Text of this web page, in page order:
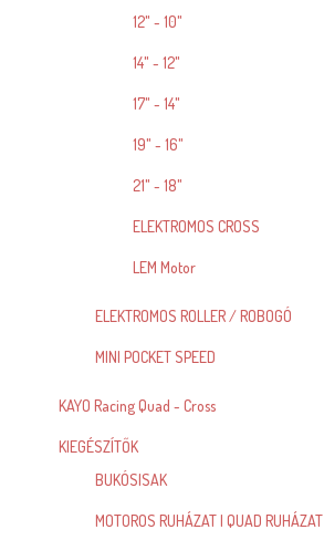
12" - 10"
14" - 12"
17" - 14"
19" - 16"
21" - 18"
ELEKTROMOS CROSS
LEM Motor
ELEKTROMOS ROLLER / ROBOGÓ
MINI POCKET SPEED
KAYO Racing Quad - Cross
KIEGÉSZÍTŐK
BUKÓSISAK
MOTOROS RUHÁZAT | QUAD RUHÁZAT